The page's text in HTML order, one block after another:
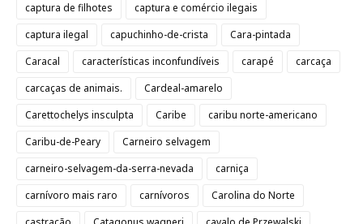
captura de filhotes
captura e comércio ilegais
captura ilegal
capuchinho-de-crista
Cara-pintada
Caracal
características inconfundíveis carapé
carcaça
carcaças de animais.
Cardeal-amarelo
Carettochelys insculpta
Caribe
caribu norte-americano
Caribu-de-Peary
Carneiro selvagem
carneiro-selvagem-da-serra-nevada
carniça
carnívoro mais raro
carnívoros
Carolina do Norte